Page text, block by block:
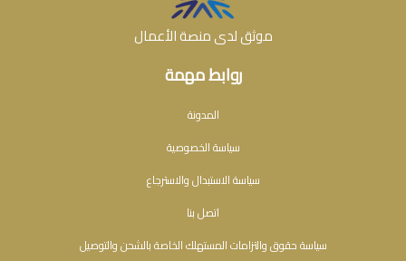
روابط مهمة
المدونة
سياسة الخصوصية
سياسة الاستبدال والاسترجاع
اتصل بنا
سياسة حقوق والتزامات المستهلك الخاصة بالشحن والتوصيل
موثق لدى منصة الأعمال